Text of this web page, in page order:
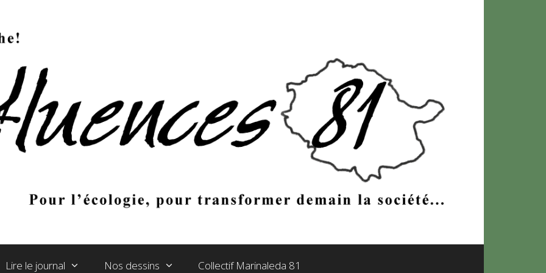
Lire le journal Nos dessins Collectif Marinaleda 81